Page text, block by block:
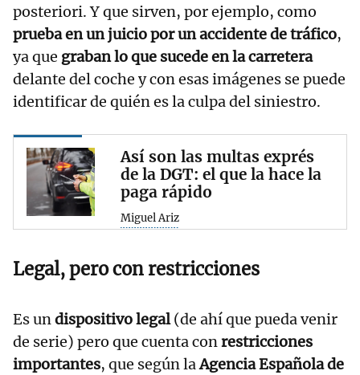
posteriori. Y que sirven, por ejemplo, como
prueba en un juicio por un accidente de tráfico,
ya que graban lo que sucede en la carretera
delante del coche y con esas imágenes se puede
identificar de quién es la culpa del siniestro.
Así son las multas exprés
de la DGT: el que la hace la
paga rápido
Miguel Ariz
Legal, pero con restricciones
Es undispositivo legal(de ahí que pueda venir
de serie) pero que cuenta conrestricciones
importantes, que según laAgencia Española de